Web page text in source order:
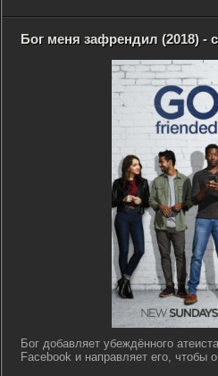
Бог меня зафрендил (2018) -
Бог добавляет убеждённого
Facebook и направляет его, чтобы